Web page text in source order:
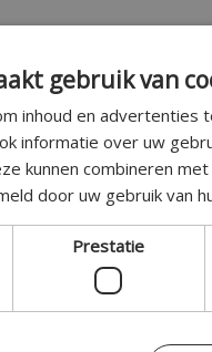
in Almere
bereikbaar voor
voor meer informatie
gebruik van
inhoud en
informatie over uw
kunnen combineren
door uw gebruik van
Prestatie